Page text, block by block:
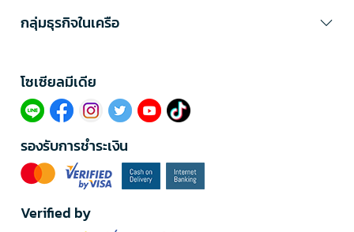
กลุ่มธุรกิจในเครือ
โซเซียลมีเดีย​
รองรับการชำระเงิน
Verified by